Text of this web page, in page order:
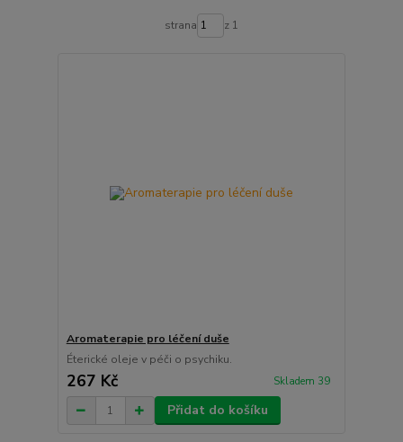
strana z 1
Aromaterapie pro léčení duše
Éterické oleje v péči o psychiku.
267 Kč Skladem 39
Přidat do košíku